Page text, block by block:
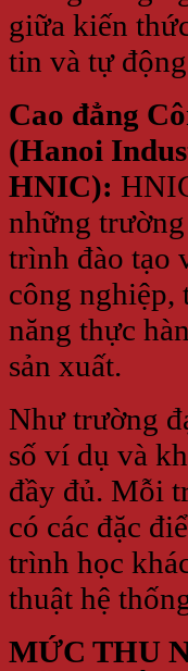
giữa kiến
tin và tự
Cao đẳng
(Hanoi
HNIC):
những
trình đào tạo
công nghiệp,
năng thực
sản xuất.
Như trường
số ví dụ và
đầy đủ. Mỗi
có các đặc
trình học
thuật hệ
MỨC THU